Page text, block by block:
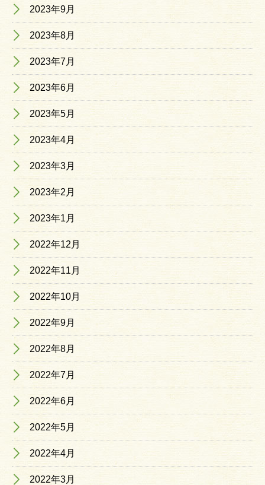
2023年9月
2023年8月
2023年7月
2023年6月
2023年5月
2023年4月
2023年3月
2023年2月
2023年1月
2022年12月
2022年11月
2022年10月
2022年9月
2022年8月
2022年7月
2022年6月
2022年5月
2022年4月
2022年3月